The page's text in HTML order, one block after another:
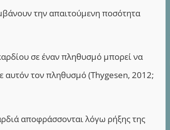
την απαιτούμενη ποσότητα
σε έναν πληθυσμό μπορεί να
αυτόν τον πληθυσμό (Thygesen, 2012;
αποφράσσονται λόγω ρήξης της